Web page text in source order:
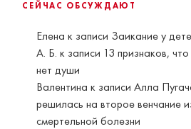
СЕЙЧАС ОБСУЖДАЮТ
Елена к записи Заикание у
А. Б. к записи 13 признаков,
нет души
Валентина к записиАлла
решилась на второе венчание
смертельной болезни